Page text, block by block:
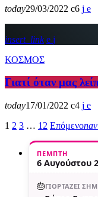
today29/03/2022 6
insert_link
ΚΟΣΜΟΣ
Γιατί όταν μας
today17/01/2022
4
1 2 3 … 12 Επόμενο
ΠΈΜΠΤΗ
6 Αυγούστου
🎂ΓΙΟΡΤΆΖΕΙ